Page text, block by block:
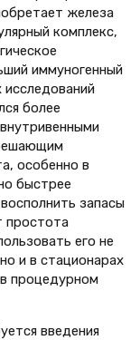
железа
комплекс,
иммуногенный
более
особенно в
быстрее
запасы
простота
его не
и в стационарах
процедурном
введения